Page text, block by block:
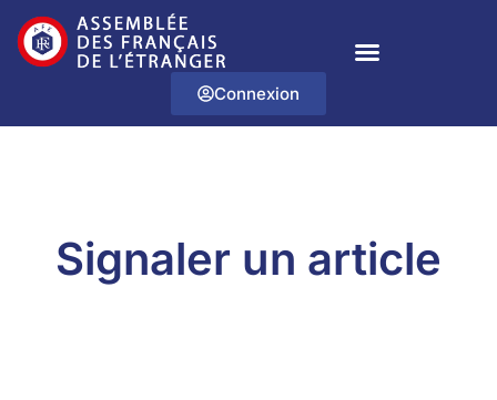
Connexion
Signaler un article